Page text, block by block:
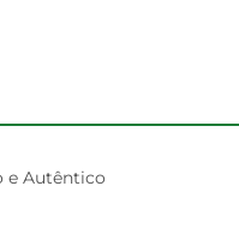
e Autêntico